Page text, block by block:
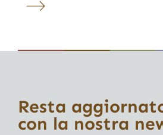
Resta
con la nostra